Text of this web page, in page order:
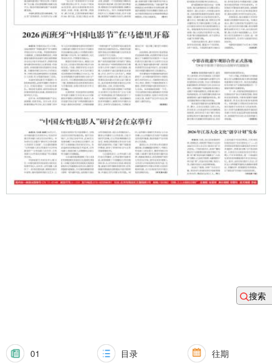
01 目录 往期
搜索